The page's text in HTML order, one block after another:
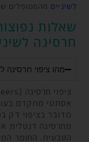
לשיניים מהמטופלים
שאלות
חרסינה
מהו ציפוי חרסינה
אסתטי מתקדם
מחרסינה דנטלית
הטבעית. החומר